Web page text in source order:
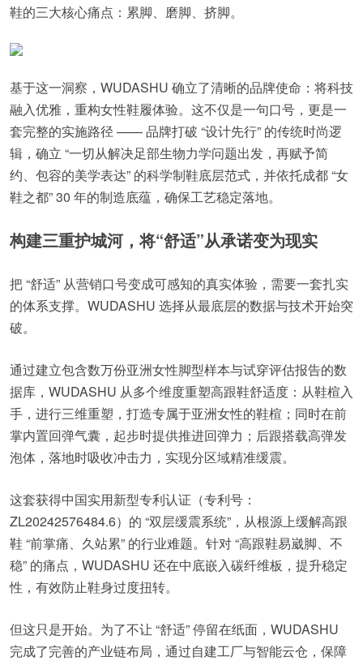
鞋的三大核心痛点：累脚、磨脚、挤脚。
基于这一洞察，WUDASHU 确立了清晰的品牌使命：将科技
融入优雅，重构女性鞋履体验。这不仅是一句口号，更是一
套完整的实施路径 —— 品牌打破 “设计先行” 的传统时尚逻
辑，确立 “一切从解决足部生物力学问题出发，再赋予简
约、包容的美学表达” 的科学制鞋底层范式，并依托成都 “女
鞋之都” 30 年的制造底蕴，确保工艺稳定落地。
构建三重护城河，将“舒适”从承诺变为现实
把 “舒适” 从营销口号变成可感知的真实体验，需要一套扎实
的体系支撑。WUDASHU 选择从最底层的数据与技术开始突
破。
通过建立包含数万份亚洲女性脚型样本与试穿评估报告的数
据库，WUDASHU 从多个维度重塑高跟鞋舒适度：从鞋楦入
手，进行三维重塑，打造专属于亚洲女性的鞋楦；同时在前
掌内置回弹气囊，起步时提供推进回弹力；后跟搭载高弹发
泡体，落地时吸收冲击力，实现分区域精准缓震。
这套获得中国实用新型专利认证（专利号：
ZL20242576484.6）的 “双层缓震系统”，从根源上缓解高跟
鞋 “前掌痛、久站累” 的行业难题。针对 “高跟鞋易崴脚、不
稳” 的痛点，WUDASHU 还在中底嵌入碳纤维板，提升稳定
性，有效防止鞋身过度扭转。
但这只是开始。为了不让 “舒适” 停留在纸面，WUDASHU
完成了完善的产业链布局，通过自建工厂与智能云仓，保障